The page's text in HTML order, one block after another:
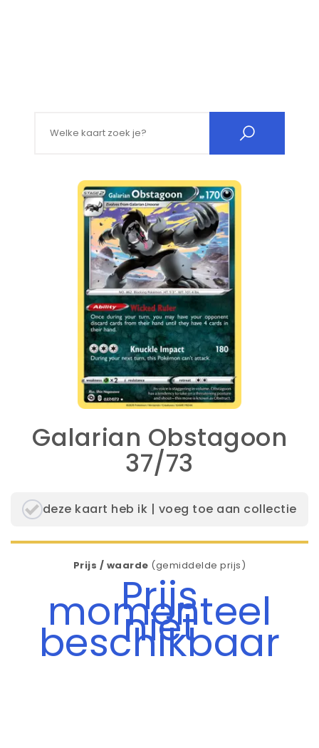
Galarian Obstagoon
37/73
deze kaart heb ik | voeg toe aan collectie
Prijs / waarde (gemiddelde prijs)
Prijs
momenteel
niet
beschikbaar